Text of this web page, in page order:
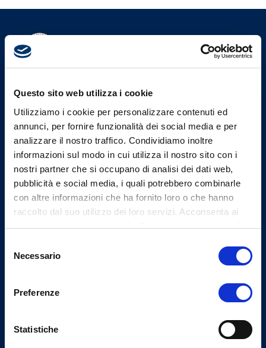
Questo sito web utilizza i cookie
Utilizziamo i cookie per personalizzare contenuti ed
annunci, per fornire funzionalità dei social media e per
analizzare il nostro traffico. Condividiamo inoltre
informazioni sul modo in cui utilizza il nostro sito con i
nostri partner che si occupano di analisi dei dati web,
pubblicità e social media, i quali potrebbero combinarle
con altre informazioni che ha fornito loro o che hanno
raccolto dal suo utilizzo dei loro servizi. Acconsenta ai
nostri cookie se continua ad utilizzare il nostro sito web.
delNecessario
Preferenze
Statistiche
Ordine dei Medici Chirurghi e
Provincia di Lucca
Indirizzi email
Email assistenza
segreteria@ordmedlu.it
Email PEC
segreteria.lu@pec.omceo.it
Uffici
Lucca (LU)